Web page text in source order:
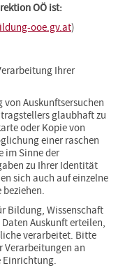
OÖ ist:
ooe.gv.at)
Ihrer
Auskunftsersuchen
glaubhaft zu
oder Kopie von
einer raschen
im Sinne der
zu Ihrer Identität
sich auch auf einzelne
Bildung, Wissenschaft
Auskunft erteilen,
verarbeitet. Bitte
Verarbeitungen an
Einrichtung.